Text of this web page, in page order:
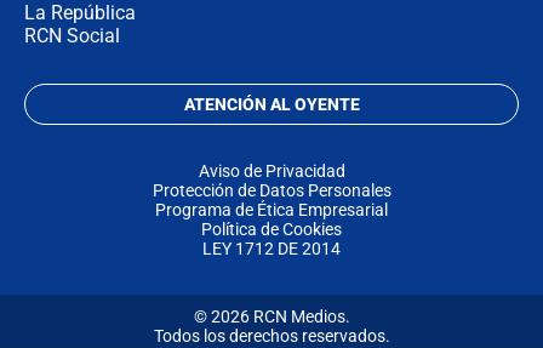
La República
RCN Social
ATENCIÓN AL OYENTE
Aviso de Privacidad
Protección de Datos Personales
Programa de Ética Empresarial
Política de Cookies
LEY 1712 DE 2014
© 2026 RCN Medios.
Todos los derechos reservados.